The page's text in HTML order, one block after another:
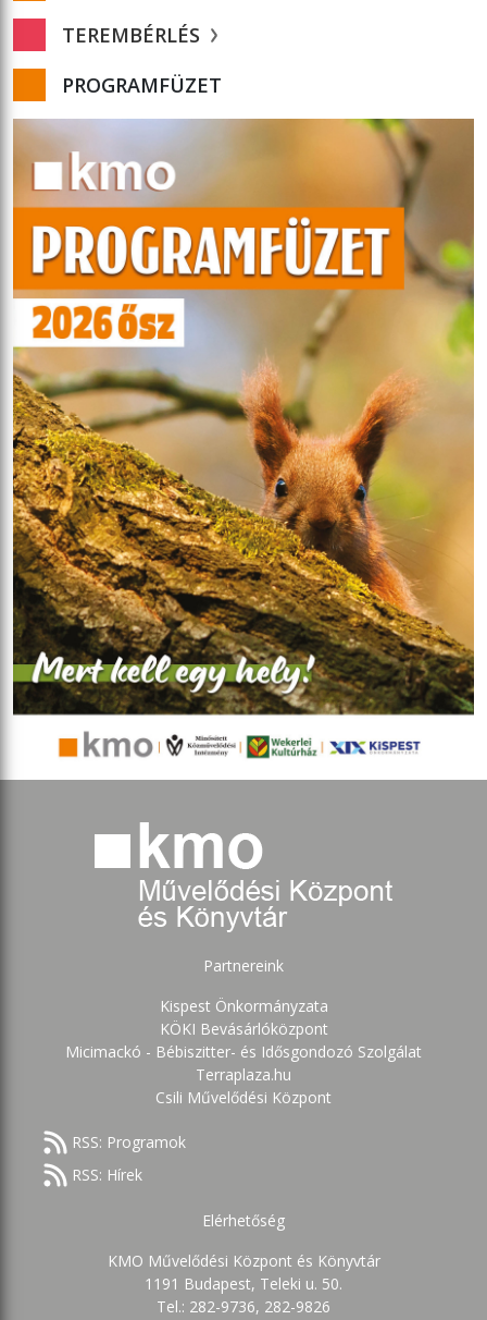
TEREMBÉRLÉS
PROGRAMFÜZET
Partnereink
Kispest Önkormányzata
KÖKI Bevásárlóközpont
Micimackó - Bébiszitter- és Idősgondozó Szolgálat
Terraplaza.hu
Csili Művelődési Központ
RSS: Programok
RSS: Hírek
Elérhetőség
KMO Művelődési Központ és Könyvtár
1191 Budapest, Teleki u. 50.
Tel.: 282-9736, 282-9826